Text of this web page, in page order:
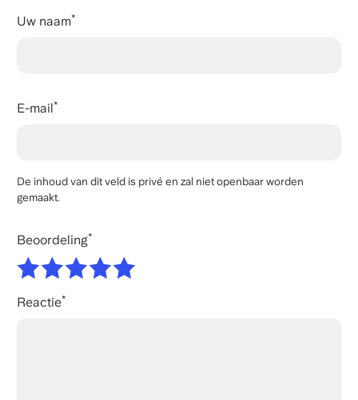
Uw naam
E-mail
De inhoud van dit veld is privé en zal niet openbaar worden
gemaakt.
Beoordeling
Reactie